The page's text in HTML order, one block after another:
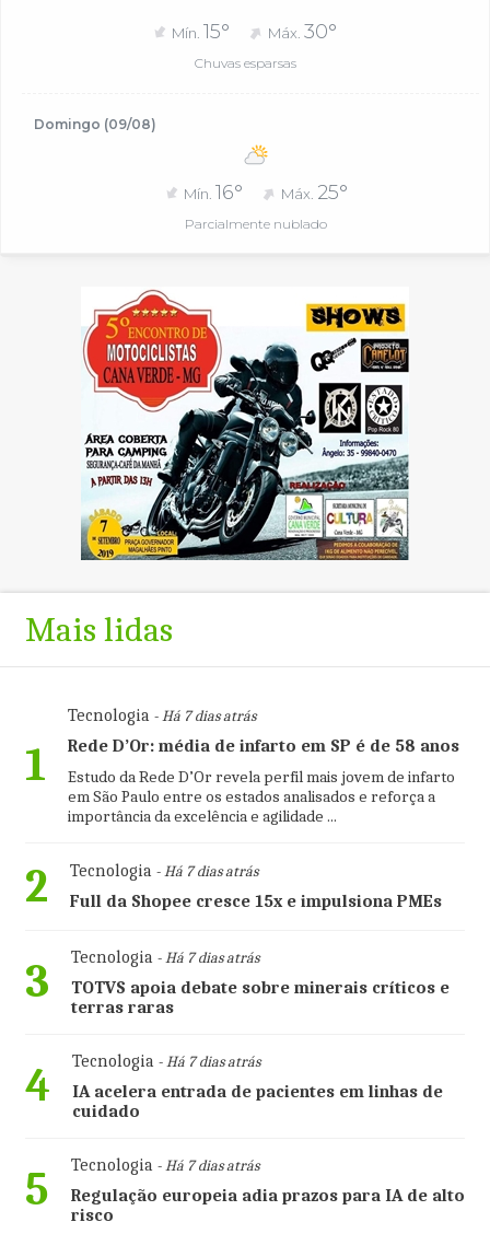
Mín. 15° Máx. 30°
Chuvas esparsas
Domingo (09/08)
Mín. 16° Máx. 25°
Parcialmente nublado
Mais lidas
1
Tecnologia- Há 7 dias atrás
Rede D’Or: média de infarto em SP é de 58 anos
Estudo da Rede D’Or revela perfil mais jovem de infarto
em São Paulo entre os estados analisados e reforça a
importância da excelência e agilidade ...
2 Tecnologia- Há 7 dias atrás
Full da Shopee cresce 15x e impulsiona PMEs
3 Tecnologia- Há 7 dias atrás
TOTVS apoia debate sobre minerais críticos e
terras raras
4 Tecnologia- Há 7 dias atrás
IA acelera entrada de pacientes em linhas de
cuidado
5 Tecnologia- Há 7 dias atrás
Regulação europeia adia prazos para IA de alto
risco